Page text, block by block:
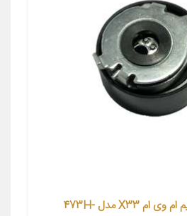
هرزگرد شاخدار تسمه تایم ام وی ام X33 مدل 473H-